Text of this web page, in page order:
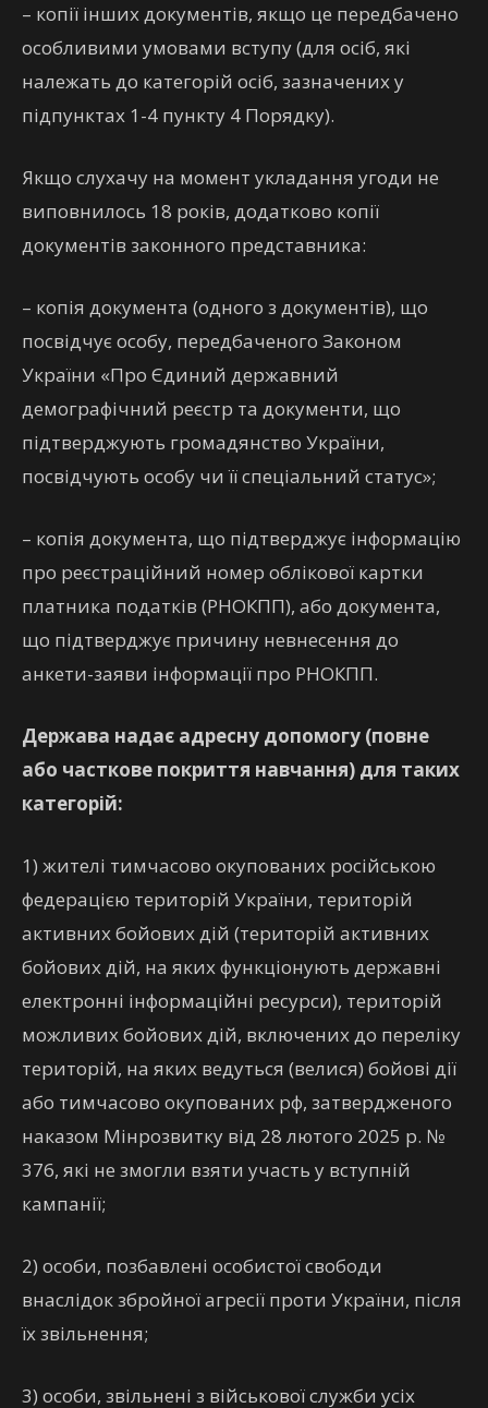
– копії інших документів, якщо це передбачено
особливими умовами вступу (для осіб, які
належать до категорій осіб, зазначених у
підпунктах 1-4 пункту 4 Порядку).
Якщо слухачу на момент укладання угоди не
виповнилось 18 років, додатково копії
документів законного представника:
– копія документа (одного з документів), що
посвідчує особу, передбаченого Законом
України «Про Єдиний державний
демографічний реєстр та документи, що
підтверджують громадянство України,
посвідчують особу чи її спеціальний статус»;
– копія документа, що підтверджує інформацію
про реєстраційний номер облікової картки
платника податків (РНОКПП), або документа,
що підтверджує причину невнесення до
анкети-заяви інформації про РНОКПП.
Держава надає адресну допомогу (повне
або часткове покриття навчання) для таких
категорій:
1) жителі тимчасово окупованих російською
федерацією територій України, територій
активних бойових дій (територій активних
бойових дій, на яких функціонують державні
електронні інформаційні ресурси), територій
можливих бойових дій, включених до переліку
територій, на яких ведуться (велися) бойові дії
або тимчасово окупованих рф, затвердженого
наказом Мінрозвитку від 28 лютого 2025 р. №
376, які не змогли взяти участь у вступній
кампанії;
2) особи, позбавлені особистої свободи
внаслідок збройної агресії проти України, після
їх звільнення;
3) особи, звільнені з військової служби усіх